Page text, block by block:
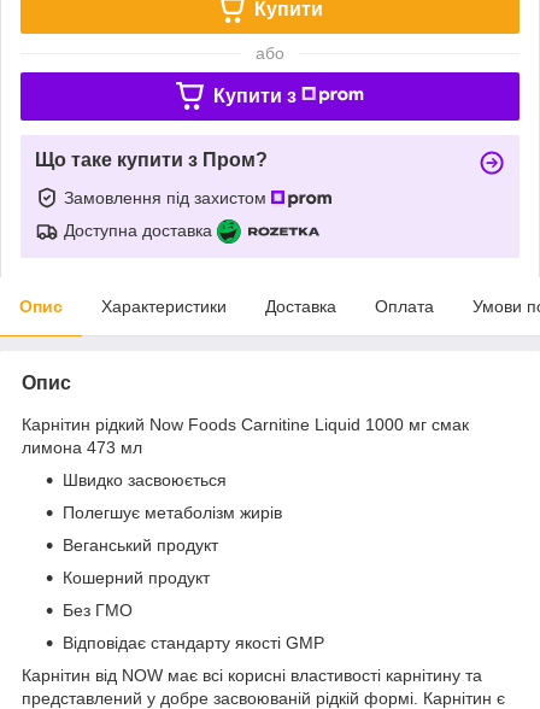
Купити
або
Купити з
Що таке купити з Пром?
Замовлення під захистом
Доступна доставка
Опис Характеристики Доставка Оплата Умови
Опис
Карнітин рідкий Now Foods Carnitine Liquid 1000 мг смак
лимона 473 мл
Швидко засвоюється
Полегшує метаболізм жирів
Веганський продукт
Кошерний продукт
Без ГМО
Відповідає стандарту якості GMP
Карнітин від NOW має всі корисні властивості карнітину та
представлений у добре засвоюваній рідкій формі. Карнітин є